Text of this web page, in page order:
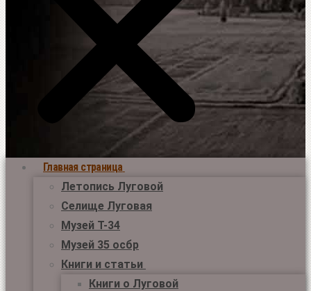
Главная страница
Летопись Луговой
Селище Луговая
Музей Т-34
Музей 35 осбр
Книги и статьи
Книги о Луговой